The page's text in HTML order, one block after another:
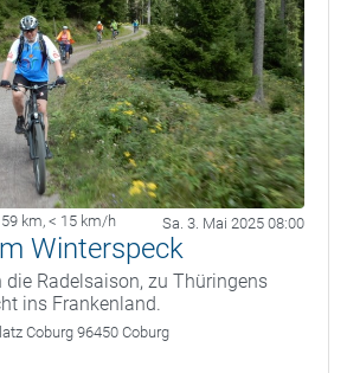
km, < 15 km/h Sa. 3. Mai 2025 08:00
Winterspeck
Radelsaison, zu Thüringens
ins Frankenland.
Coburg 96450 Coburg